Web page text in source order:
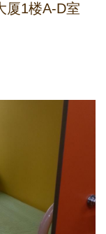
厦1楼A-D室